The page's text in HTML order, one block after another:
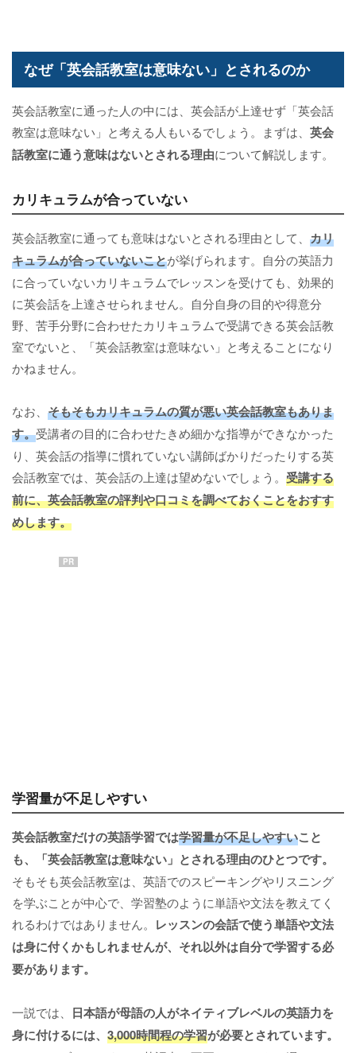
なぜ「英会話教室は意味ない」とされるのか
英会話教室に通った人の中には、英会話が上達せず「英会話
教室は意味ない」と考える人もいるでしょう。まずは、 英会
話教室に通う意味はないとされる理由について解説します。
カリキュラムが合っていない
英会話教室に通っても意味はないとされる理由として、 カリ
キュラムが合っていないことが挙げられます。自分の英語力
に合っていないカリキュラムでレッスンを受けても、効果的
に英会話を上達させられません。自分自身の目的や得意分
野、苦手分野に合わせたカリキュラムで受講できる英会話教
室でないと、「英会話教室は意味ない」と考えることになり
かねません。
なお、 そもそもカリキュラムの質が悪い英会話教室もありま
す。受講者の目的に合わせたきめ細かな指導ができなかった
り、英会話の指導に慣れていない講師ばかりだったりする英
会話教室では、英会話の上達は望めないでしょう。 受講する
前に、英会話教室の評判や口コミを調べておくことをおすす
めします。
PR
学習量が不足しやすい
英会話教室だけの英語学習では学習量が不足しやすいこと
も、「英会話教室は意味ない」とされる理由のひとつです。
そもそも英会話教室は、英語でのスピーキングやリスニング
を学ぶことが中心で、学習塾のように単語や文法を教えてく
れるわけではありません。 レッスンの会話で使う単語や文法
は身に付くかもしれませんが、それ以外は自分で学習する必
要があります。
一説では、 日本語が母語の人がネイティブレベルの英語力を
身に付けるには、 3,000時間程の学習が必要とされています。